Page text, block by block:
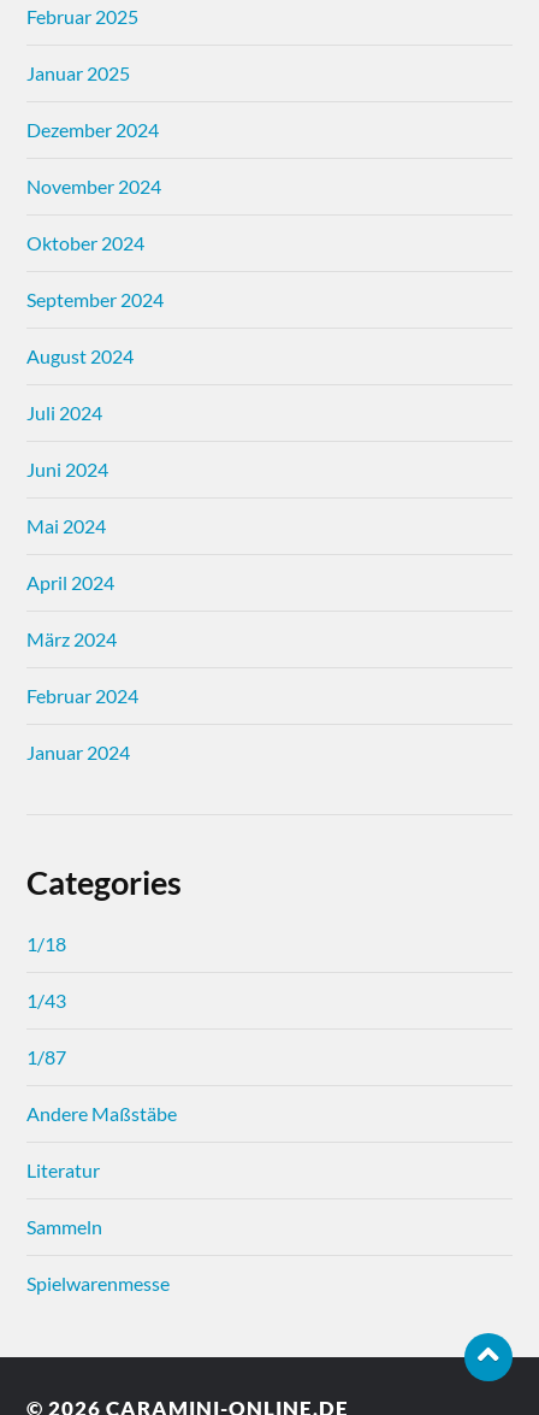
Februar 2025
Januar 2025
Dezember 2024
November 2024
Oktober 2024
September 2024
August 2024
Juli 2024
Juni 2024
Mai 2024
April 2024
März 2024
Februar 2024
Januar 2024
Categories
1/18
1/43
1/87
Andere Maßstäbe
Literatur
Sammeln
Spielwarenmesse
© 2026CARAMINI-ONLINE.DE